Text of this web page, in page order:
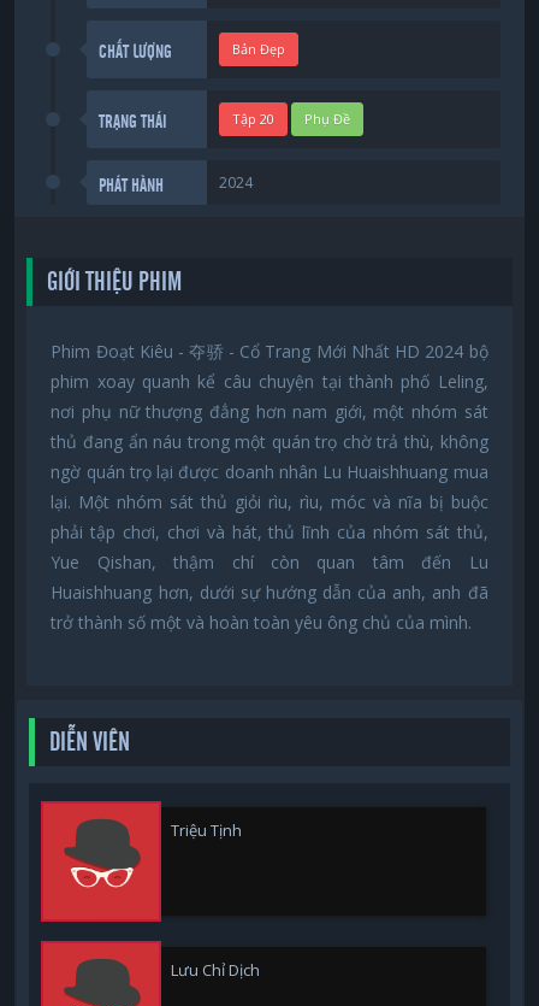
CHẤT LƯỢNG Bản Đẹp
TRẠNG THÁI Tập 20 Phụ Đề
PHÁT HÀNH 2024
GIỚI THIỆU PHIM
Phim Đoạt Kiêu - 夺骄 - Cổ Trang Mới Nhất HD 2024 bộ
phim xoay quanh kể câu chuyện tại thành phố Leling,
nơi phụ nữ thượng đẳng hơn nam giới, một nhóm sát
thủ đang ẩn náu trong một quán trọ chờ trả thù, không
ngờ quán trọ lại được doanh nhân Lu Huaishhuang mua
lại. Một nhóm sát thủ giỏi rìu, rìu, móc và nĩa bị buộc
phải tập chơi, chơi và hát, thủ lĩnh của nhóm sát thủ,
Yue Qishan, thậm chí còn quan tâm đến Lu
Huaishhuang hơn, dưới sự hướng dẫn của anh, anh đã
trở thành số một và hoàn toàn yêu ông chủ của mình.
DIỄN VIÊN
Triệu Tịnh
Lưu Chỉ Dịch